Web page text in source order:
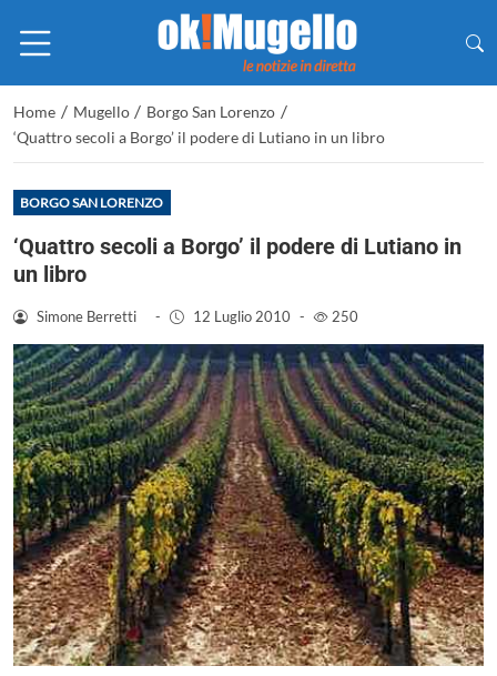
Home / Mugello / Borgo San Lorenzo /
‘Quattro secoli a Borgo’ il podere di Lutiano in un libro
BORGO SAN LORENZO
‘Quattro secoli a Borgo’ il podere di Lutiano in
un libro
Simone Berretti - 12 Luglio 2010 - 250